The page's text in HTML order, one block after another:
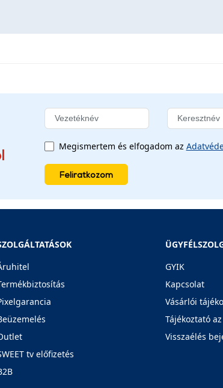
Megismertem és elfogadom az
Feliratkozom
tv előfizetés
GYIK
Kapcsolat
Vásárlói
Tájékoztató
Visszaélés